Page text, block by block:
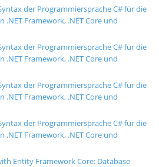
der Programmiersprache C# für die
.NET Framework, .NET Core und
der Programmiersprache C# für die
.NET Framework, .NET Core und
der Programmiersprache C# für die
.NET Framework, .NET Core und
der Programmiersprache C# für die
.NET Framework, .NET Core und
Entity Framework Core: Database